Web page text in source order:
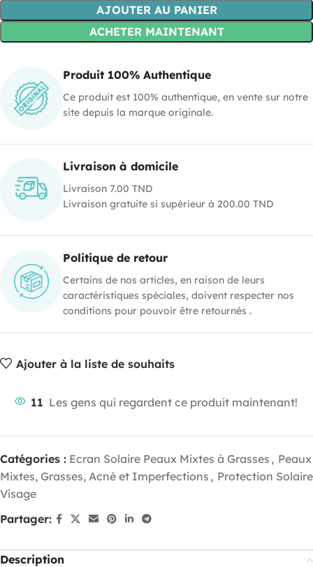
AJOUTER AU PANIER
ACHETER MAINTENANT
Produit 100% Authentique
Ce produit est 100% authentique, en vente sur notre
site depuis la marque originale.
Livraison à domicile
Livraison 7.00 TND
Livraison gratuite si supérieur à 200.00 TND
Politique de retour
Certains de nos articles, en raison de leurs
caractéristiques spéciales, doivent respecter nos
conditions pour pouvoir être retournés .
Ajouter à la liste de souhaits
11 Les gens qui regardent ce produit maintenant!
Catégories : Ecran Solaire Peaux Mixtes à Grasses , Peaux
Mixtes, Grasses, Acné et Imperfections , Protection Solaire
Visage
Partager:
Description